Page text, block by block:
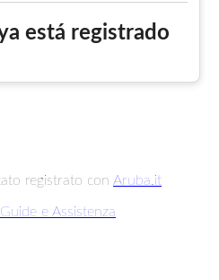
está registrado
registrato con Aruba.it
Guide e Assistenza